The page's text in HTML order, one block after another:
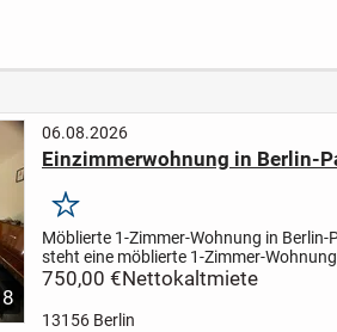
8
06.08.2026
Einzimmerwohnung in Berlin-
Merken
Möblierte 1-Zimmer-Wohnung in
steht eine möblierte 1-Zimmer-
Berlin-Pankow. Die Wohnung befindet
750,00 €Nettokaltmiete
13156 Berlin